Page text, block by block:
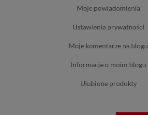
moje powiadomienia
ustawienia prywatności
moje komentarze na blogu
informacje o moim blogu
ulubione produkty